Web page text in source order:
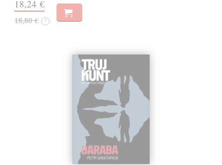
18,24 €
18,80 € ?